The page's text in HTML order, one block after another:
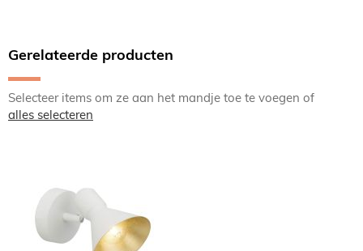
Gerelateerde producten
Selecteer items om ze aan het mandje toe te voegen of
alles selecteren